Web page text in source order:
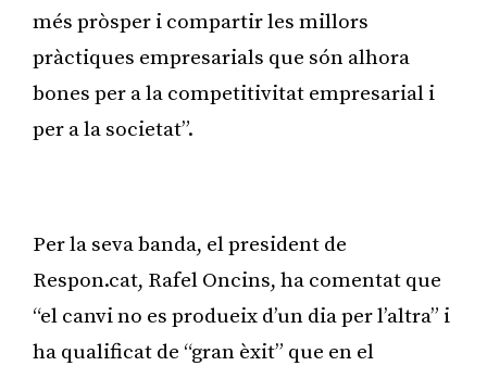
més pròsper i compartir les millors
pràctiques empresarials que són alhora
bones per a la competitivitat empresarial i
per a la societat”.
Per la seva banda, el president de
Respon.cat, Rafel Oncins, ha comentat que
“el canvi no es produeix d’un dia per l’altra” i
ha qualificat de “gran èxit” que en el